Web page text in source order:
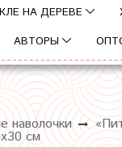
НА ДЕРЕВЕ
АВТОРЫ
наволочки
см